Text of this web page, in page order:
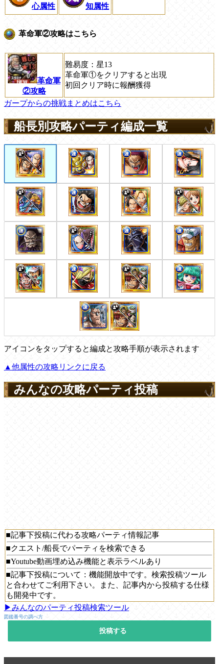
心属性 知属性
革命軍②攻略はこちら
革命軍
②攻略
難易度：星13
革命軍①をクリアすると出現
初回クリア時に報酬獲得
ガープからの挑戦まとめはこちら
船長別攻略パーティ編成一覧
アイコンをタップすると編成と攻略手順が表示されます
▲他属性の攻略リンクに戻る
みんなの攻略パーティ投稿
■記事下投稿に代わる攻略パーティ情報記事
■クエスト/船長でパーティを検索できる
■Youtube動画埋め込み機能と表示ラベルあり
■記事下投稿について：機能開放中です。検索投稿ツール
と合わせてご利用下さい。また、記事内から投稿する仕様
も開発中です。
▶みんなのパーティ投稿検索ツール